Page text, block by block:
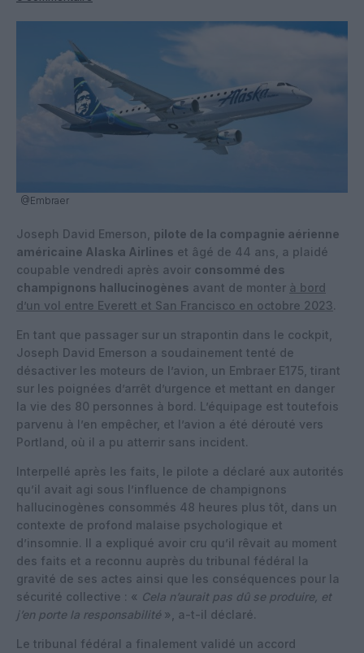
@Embraer
Joseph David Emerson, pilote de la compagnie aérienne
américaine Alaska Airlines et âgé de 44 ans, a plaidé
coupable vendredi après avoir consommé des
champignons hallucinogènes avant de monter à bord
d’un vol entre Everett et San Francisco en octobre 2023.
En tant que passager sur un strapontin dans le cockpit,
Joseph David Emerson a soudainement tenté de
désactiver les moteurs de l’avion, un Embraer E175, tirant
sur les poignées d’arrêt d’urgence et mettant en danger
la vie des 80 personnes à bord. L’équipage est toutefois
parvenu à l’en empêcher, et l’avion a été dérouté vers
Portland, où il a pu atterrir sans incident.
Interpellé après les faits, le pilote a déclaré aux autorités
qu’il avait agi sous l’influence de champignons
hallucinogènes consommés 48 heures plus tôt, dans un
contexte de profond malaise psychologique et
d’insomnie. Il a expliqué avoir cru qu’il rêvait au moment
des faits et a reconnu auprès du tribunal fédéral la
gravité de ses actes ainsi que les conséquences pour la
sécurité collective : « Cela n’aurait pas dû se produire, et
j’en porte la responsabilité », a-t-il déclaré.
Le tribunal fédéral a finalement validé un accord